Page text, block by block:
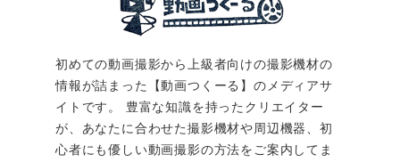
初めての動画撮影から上級者向けの撮影機材の
情報が詰まった【動画つくーる】のメディアサ
イトです。 豊富な知識を持ったクリエイター
が、あなたに合わせた撮影機材や周辺機器、初
心者にも優しい動画撮影の方法をご案内してま